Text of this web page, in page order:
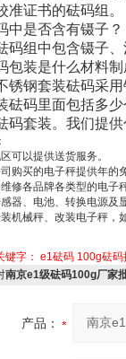
准证书的砝码组。
中是否含有镊子？
码组中包含镊子
包装是什么材料
锈钢套装砝码采
砝码里面包括多
码套装。我们提
可以提供送货服务。
购买的电子秤提供年的
修各品牌各类型的电子
器、电池、转换电源及
机械秤、改装电子秤，
键字： e1砝码 100g砝码
南京e1级砝码100g厂家
产品：